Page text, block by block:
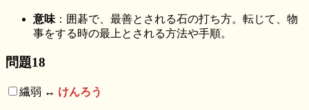
意味 ：囲碁で、最善とされる石の打ち方。転じて、物
事をする時の最上とされる方法や手順。
問題18
繊弱 ↔︎ けんろう